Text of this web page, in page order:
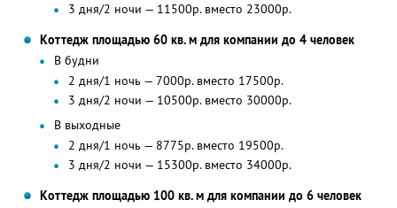
3 дня/2 ночи — 11500р. вместо 23000р.
Коттедж площадью 60 кв. м для компании до 4 человек
В будни
2 дня/1 ночь — 7000р. вместо 17500р.
3 дня/2 ночи — 10500р. вместо 30000р.
В выходные
2 дня/1 ночь — 8775р. вместо 19500р.
3 дня/2 ночи — 15300р. вместо 34000р.
Коттедж площадью 100 кв. м для компании до 6 человек